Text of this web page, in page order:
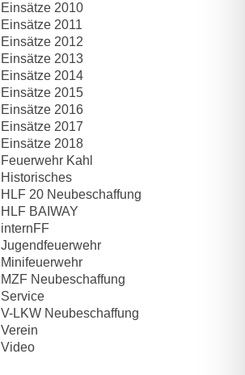
Einsätze 2010
Einsätze 2011
Einsätze 2012
Einsätze 2013
Einsätze 2014
Einsätze 2015
Einsätze 2016
Einsätze 2017
Einsätze 2018
Feuerwehr Kahl
Historisches
HLF 20 Neubeschaffung
HLF BAIWAY
internFF
Jugendfeuerwehr
Minifeuerwehr
MZF Neubeschaffung
Service
V-LKW Neubeschaffung
Verein
Video